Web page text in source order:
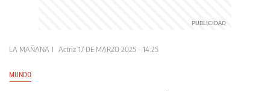
LA MAÑANA Actriz 17 DE MARZO 2025 - 14:25
MUNDO